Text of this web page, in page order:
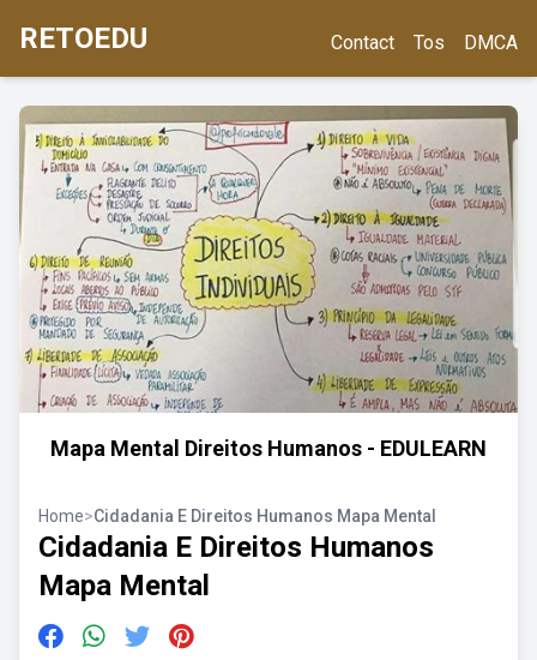
RETOEDU Contact Tos DMCA
Mapa Mental Direitos Humanos - EDULEARN
Home>Cidadania E Direitos Humanos Mapa Mental
Cidadania E Direitos Humanos
Mapa Mental